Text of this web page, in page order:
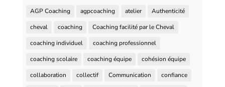
AGP Coaching agpcoaching atelier
Authenticité
cheval
coaching
Coaching facilité par le Cheval
coaching individuel
coaching professionnel
coaching scolaire
coaching équipe
cohésion équipe
collaboration
collectif Communication
confiance